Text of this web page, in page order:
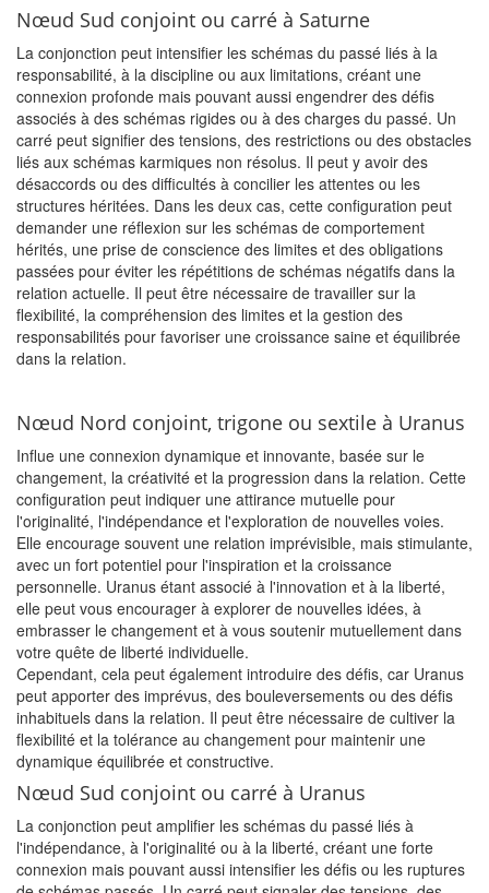
Nœud Sud conjoint ou carré à Saturne
La conjonction peut intensifier les schémas du passé liés à la
responsabilité, à la discipline ou aux limitations, créant une
connexion profonde mais pouvant aussi engendrer des défis
associés à des schémas rigides ou à des charges du passé. Un
carré peut signifier des tensions, des restrictions ou des obstacles
liés aux schémas karmiques non résolus. Il peut y avoir des
désaccords ou des difficultés à concilier les attentes ou les
structures héritées. Dans les deux cas, cette configuration peut
demander une réflexion sur les schémas de comportement
hérités, une prise de conscience des limites et des obligations
passées pour éviter les répétitions de schémas négatifs dans la
relation actuelle. Il peut être nécessaire de travailler sur la
flexibilité, la compréhension des limites et la gestion des
responsabilités pour favoriser une croissance saine et équilibrée
dans la relation.
Nœud Nord conjoint, trigone ou sextile à Uranus
Influe une connexion dynamique et innovante, basée sur le
changement, la créativité et la progression dans la relation. Cette
configuration peut indiquer une attirance mutuelle pour
l'originalité, l'indépendance et l'exploration de nouvelles voies.
Elle encourage souvent une relation imprévisible, mais stimulante,
avec un fort potentiel pour l'inspiration et la croissance
personnelle. Uranus étant associé à l'innovation et à la liberté,
elle peut vous encourager à explorer de nouvelles idées, à
embrasser le changement et à vous soutenir mutuellement dans
votre quête de liberté individuelle.
Cependant, cela peut également introduire des défis, car Uranus
peut apporter des imprévus, des bouleversements ou des défis
inhabituels dans la relation. Il peut être nécessaire de cultiver la
flexibilité et la tolérance au changement pour maintenir une
dynamique équilibrée et constructive.
Nœud Sud conjoint ou carré à Uranus
La conjonction peut amplifier les schémas du passé liés à
l'indépendance, à l'originalité ou à la liberté, créant une forte
connexion mais pouvant aussi intensifier les défis ou les ruptures